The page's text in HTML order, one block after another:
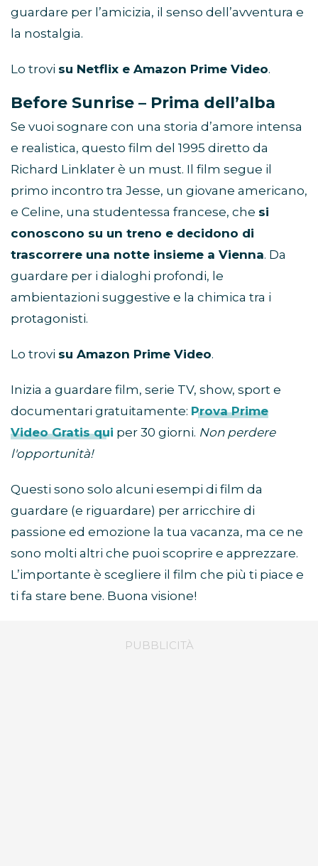
guardare per l’amicizia, il senso dell’avventura e
la nostalgia.
Lo trovi su Netflix e Amazon Prime Video.
Before Sunrise – Prima dell’alba
Se vuoi sognare con una storia d’amore intensa
e realistica, questo film del 1995 diretto da
Richard Linklater è un must. Il film segue il
primo incontro tra Jesse, un giovane americano,
e Celine, una studentessa francese, che si
conoscono su un treno e decidono di
trascorrere una notte insieme a Vienna. Da
guardare per i dialoghi profondi, le
ambientazioni suggestive e la chimica tra i
protagonisti.
Lo trovi su Amazon Prime Video.
Inizia a guardare film, serie TV, show, sport e
documentari gratuitamente: Prova Prime
Video Gratis qui per 30 giorni. Non perdere
l'opportunità!
Questi sono solo alcuni esempi di film da
guardare (e riguardare) per arricchire di
passione ed emozione la tua vacanza, ma ce ne
sono molti altri che puoi scoprire e apprezzare.
L’importante è scegliere il film che più ti piace e
ti fa stare bene. Buona visione!